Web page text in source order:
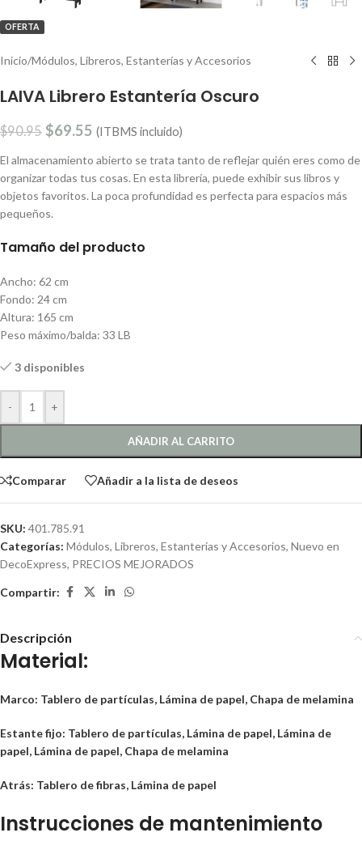
OFERTA
Inicio/Módulos, Libreros, Estanterías y Accesorios
LAIVA Librero Estantería Oscuro
$90.95 $69.55 (ITBMS incluido)
El almacenamiento abierto se trata tanto de reflejar quién eres como de
organizar todas tus cosas. En esta librería, puede exhibir sus libros y
objetos favoritos. La poca profundidad es perfecta para espacios más
pequeños.
Tamaño del producto
Ancho: 62 cm
Fondo: 24 cm
Altura: 165 cm
Peso máximo/balda: 33 LB
3 disponibles
- +
AÑADIR AL CARRITO
Comparar Añadir a la lista de deseos
SKU: 401.785.91
Categorías: Módulos, Libreros, Estanterías y Accesorios, Nuevo en
DecoExpress, PRECIOS MEJORADOS
Compartir:
Descripción
Material:
Marco: Tablero de partículas, Lámina de papel, Chapa de melamina
Estante fijo: Tablero de partículas, Lámina de papel, Lámina de
papel, Lámina de papel, Chapa de melamina
Atrás: Tablero de fibras, Lámina de papel
Instrucciones de mantenimiento